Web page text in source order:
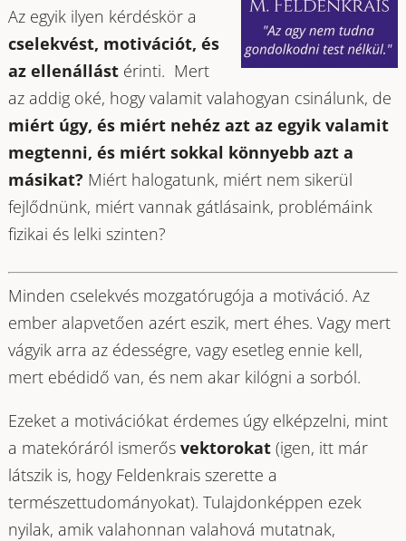
Az egyik ilyen kérdéskör a
cselekvést, motivációt, és
az ellenállástérinti. Mert
az addig oké, hogy valamit valahogyan csinálunk, de
miért úgy, és miért nehéz azt az egyik valamit
megtenni, és miért sokkal könnyebb azt a
másikat? Miért halogatunk, miért nem sikerül
fejlődnünk, miért vannak gátlásaink, problémáink
fizikai és lelki szinten?
Minden cselekvés mozgatórugója a motiváció. Az
ember alapvetően azért eszik, mert éhes. Vagy mert
vágyik arra az édességre, vagy esetleg ennie kell,
mert ebédidő van, és nem akar kilógni a sorból.
Ezeket a motivációkat érdemes úgy elképzelni, mint
a matekóráról ismerős vektorokat(igen, itt már
látszik is, hogy Feldenkrais szerette a
természettudományokat). Tulajdonképpen ezek
nyilak, amik valahonnan valahová mutatnak,